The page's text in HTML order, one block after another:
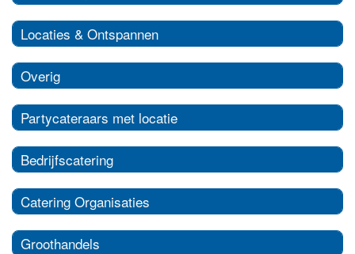
Locaties & Ontspannen
Overig
Partycateraars met locatie
Bedrijfscatering
Catering Organisaties
Groothandels